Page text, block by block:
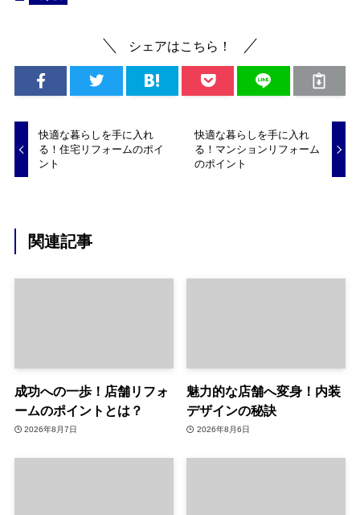
シェアはこちら！
快適な暮らしを手に入れ
る！住宅リフォームのポイ
ント
快適な暮らしを手に入れ
る！マンションリフォーム
のポイント
関連記事
成功への一歩！店舗リフォ
ームのポイントとは？
2026年8月7日
魅力的な店舗へ変身！内装
デザインの秘訣
2026年8月6日